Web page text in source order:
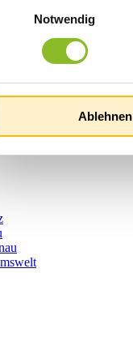
Notwendig
Ablehnen